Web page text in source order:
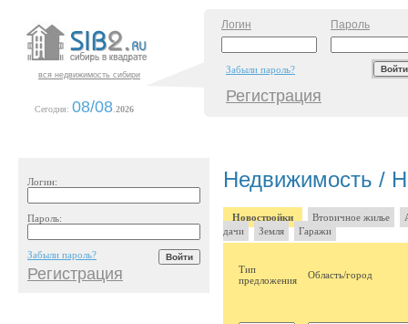
вся недвижимость сибири
Сегодня: 08/08 2026
Логин Пароль
Забыли пароль?
Регистрация
Логин:
Пароль:
Забыли пароль?
Регистрация
Недвижимость /
Новостройки Вторичное жилье
дачи
Земля Гаражи
Тип
предложения
Область/город